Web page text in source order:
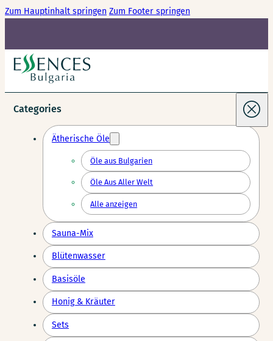
Zum Hauptinhalt springen Zum Footer springen
Categories
Ätherische Öle
Öle aus Bulgarien
Öle Aus Aller Welt
Alle anzeigen
Sauna-Mix
Blütenwasser
Basisöle
Honig & Kräuter
Sets